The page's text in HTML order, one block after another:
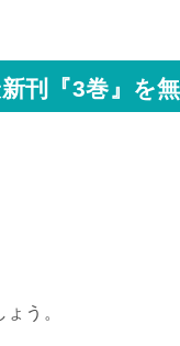
刊『3巻』 を
う。